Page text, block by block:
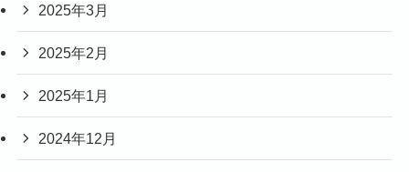
2025年3月
2025年2月
2025年1月
2024年12月